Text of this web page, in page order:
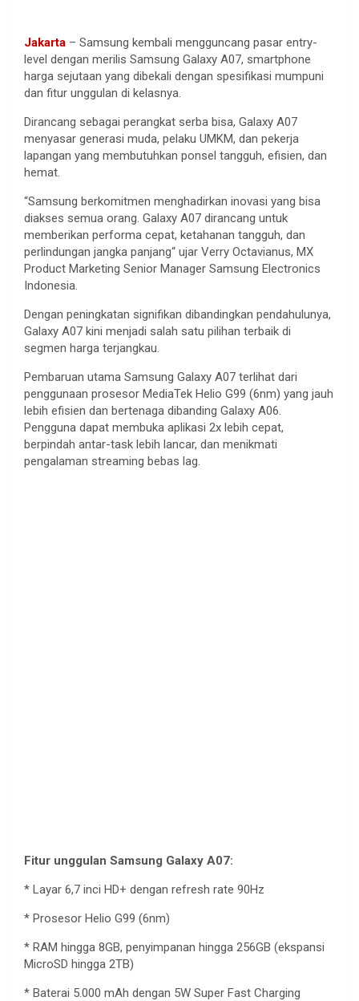
Jakarta – Samsung kembali mengguncang pasar entry-
level dengan merilis Samsung Galaxy A07, smartphone
harga sejutaan yang dibekali dengan spesifikasi mumpuni
dan fitur unggulan di kelasnya.
Dirancang sebagai perangkat serba bisa, Galaxy A07
menyasar generasi muda, pelaku UMKM, dan pekerja
lapangan yang membutuhkan ponsel tangguh, efisien, dan
hemat.
“Samsung berkomitmen menghadirkan inovasi yang bisa
diakses semua orang. Galaxy A07 dirancang untuk
memberikan performa cepat, ketahanan tangguh, dan
perlindungan jangka panjang“ ujar Verry Octavianus, MX
Product Marketing Senior Manager Samsung Electronics
Indonesia.
Dengan peningkatan signifikan dibandingkan pendahulunya,
Galaxy A07 kini menjadi salah satu pilihan terbaik di
segmen harga terjangkau.
Pembaruan utama Samsung Galaxy A07 terlihat dari
penggunaan prosesor MediaTek Helio G99 (6nm) yang jauh
lebih efisien dan bertenaga dibanding Galaxy A06.
Pengguna dapat membuka aplikasi 2x lebih cepat,
berpindah antar-task lebih lancar, dan menikmati
pengalaman streaming bebas lag.
Fitur unggulan Samsung Galaxy A07:
* Layar 6,7 inci HD+ dengan refresh rate 90Hz
* Prosesor Helio G99 (6nm)
* RAM hingga 8GB, penyimpanan hingga 256GB (ekspansi
MicroSD hingga 2TB)
* Baterai 5.000 mAh dengan 5W Super Fast Charging